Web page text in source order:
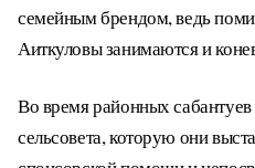
семейным брендом, ведь
Аиткуловы занимаются и
Во время районных
сельсовета, которую они